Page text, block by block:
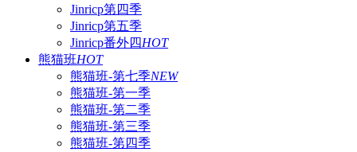
Jinricp第四季
Jinricp第五季
Jinricp番外四HOT
熊猫班HOT
熊猫班-第七季NEW
熊猫班-第一季
熊猫班-第二季
熊猫班-第三季
熊猫班-第四季